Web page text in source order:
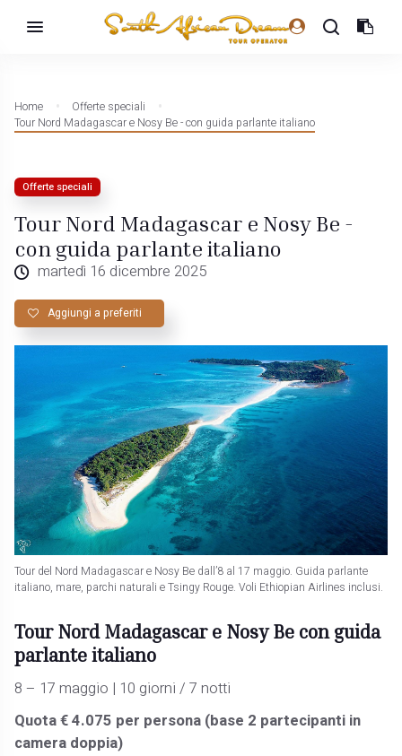
Home
Offerte speciali
Tour Nord Madagascar e Nosy Be - con guida parlante italiano
Offerte speciali
Tour Nord Madagascar e Nosy Be -
con guida parlante italiano
martedì 16 dicembre 2025
Aggiungi a preferiti
Tour del Nord Madagascar e Nosy Be dall’8 al 17 maggio. Guida parlante
italiano, mare, parchi naturali e Tsingy Rouge. Voli Ethiopian Airlines inclusi.
Tour Nord Madagascar e Nosy Be con guida
parlante italiano
8 – 17 maggio | 10 giorni / 7 notti
Quota € 4.075 per persona (base 2 partecipanti in
camera doppia)